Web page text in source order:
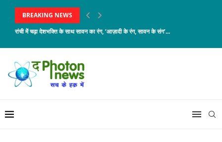
BREAKING NEWS
रांची में चढ़ा देशभक्ति के साथ सावन का रंग, ‘आज़ादी के रंग, सावन के संग’...